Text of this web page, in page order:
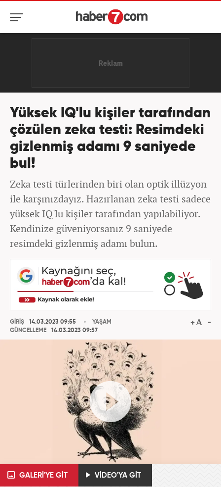
Yüksek IQ'lu kişiler tarafından
çözülen zeka testi: Resimdeki
gizlenmiş adamı 9 saniyede
bul!
Zeka testi türlerinden biri olan optik illüzyon
ile karşınızdayız. Hazırlanan zeka testi sadece
yüksek IQ'lu kişiler tarafından yapılabiliyor.
Kendinize güveniyorsanız 9 saniyede
resimdeki gizlenmiş adamı bulun.
GİRİŞ
14.03.2023 09:55
GÜNCELLEME
14.03.2023 09:57
YAŞAM
GALERİ'YE GİT VİDEO'YA GİT